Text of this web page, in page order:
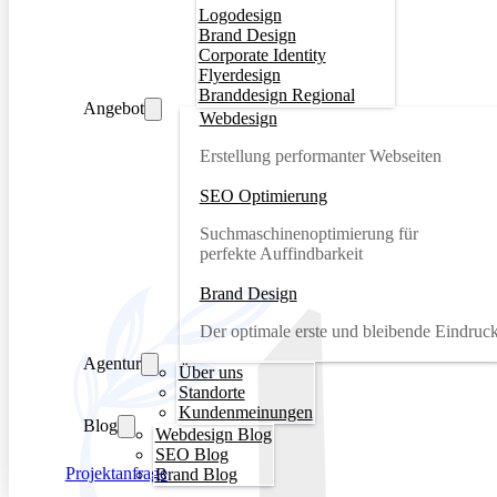
Logodesign
Brand Design
Corporate Identity
Flyerdesign
Branddesign Regional
Angebot
Webdesign
Erstellung performanter Webseiten
SEO Optimierung
Suchmaschinenoptimierung für
perfekte Auffindbarkeit
Brand Design
Der optimale erste und bleibende
Agentur
Über uns
Standorte
Kundenmeinungen
Blog
Webdesign Blog
SEO Blog
Brand Blog
Projektanfrage